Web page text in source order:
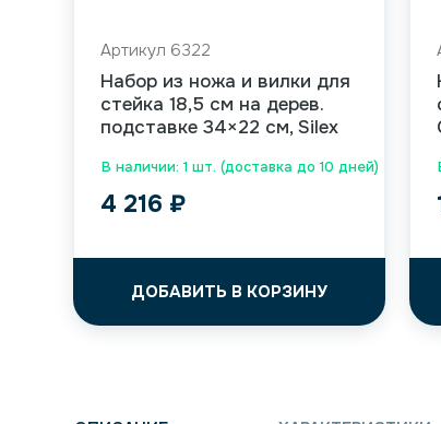
В наличии: 1 шт. (доставка до 10 дней)
Артикул 6322
Набор из ножа и вилки для
стейка 18,5 см на дерев.
подставке 34×22 см, Silex
4 216 ₽
ДОБАВИТЬ В КОРЗИНУ